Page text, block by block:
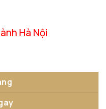
Hà Nội
Ngời số lượng